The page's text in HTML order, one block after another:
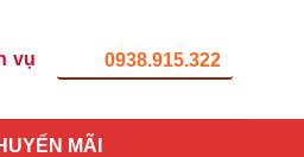
vụ 0938.915.322
MÃI